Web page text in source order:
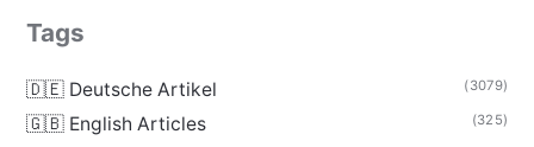
Tags
🇩🇪 Deutsche Artikel (3079)
🇬🇧 English Articles (325)